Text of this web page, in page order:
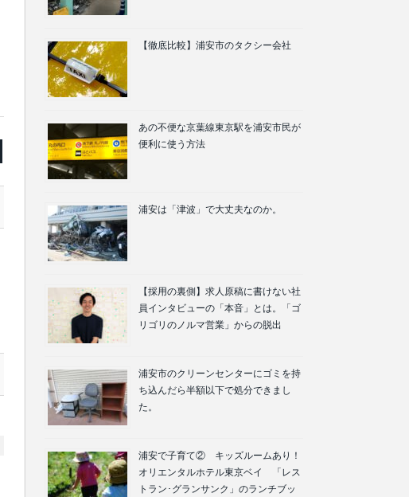
【徹底比較】浦安市のタクシー会社
あの不便な京葉線東京駅を浦安市民が
便利に使う方法
浦安は「津波」で大丈夫なのか。
【採用の裏側】求人原稿に書けない社
員インタビューの「本音」とは。「ゴ
リゴリのノルマ営業」からの脱出
浦安市のクリーンセンターにゴミを持
ち込んだら半額以下で処分できまし
た。
浦安で子育て② キッズルームあり！
オリエンタルホテル東京ベイ 「レス
トラン･グランサンク」のランチブッ